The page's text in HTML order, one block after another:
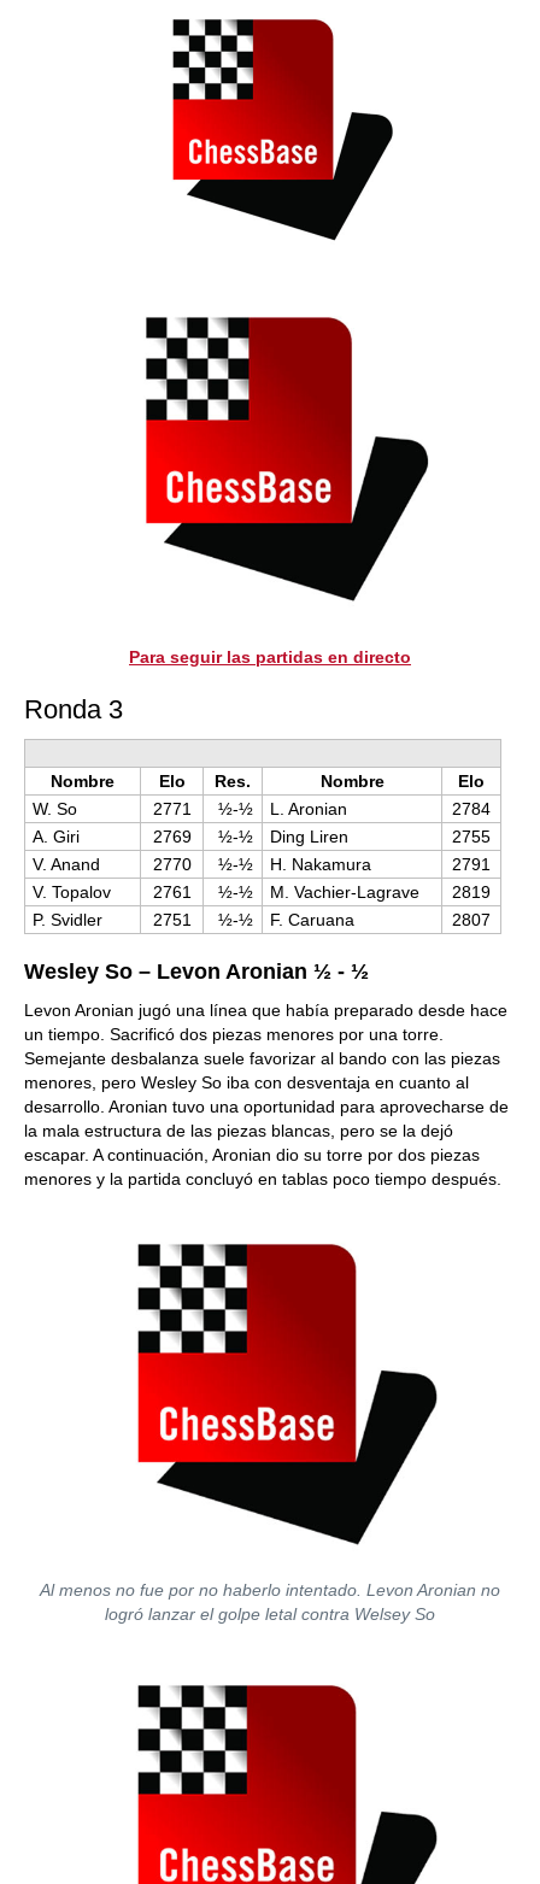
Para seguir las partidas en directo
Ronda 3
Nombre Elo Res. Nombre
Elo
W. So
2771 ½-½ L. Aronian
2784
A. Giri
2769 ½-½ Ding Liren
2755
V. Anand
2770 ½-½ H. Nakamura
2791
V. Topalov
2761 ½-½ M. Vachier-Lagrave
2819
P. Svidler
2751 ½-½ F. Caruana 2807
Wesley So – Levon Aronian ½ - ½
Levon Aronian jugó una línea que había preparado desde hace
un tiempo. Sacrificó dos piezas menores por una torre.
Semejante desbalanza suele favorizar al bando con las piezas
menores, pero Wesley So iba con desventaja en cuanto al
desarrollo. Aronian tuvo una oportunidad para aprovecharse de
la mala estructura de las piezas blancas, pero se la dejó
escapar. A continuación, Aronian dio su torre por dos piezas
menores y la partida concluyó en tablas poco tiempo después.
Al menos no fue por no haberlo intentado. Levon Aronian no
logró lanzar el golpe letal contra Welsey So